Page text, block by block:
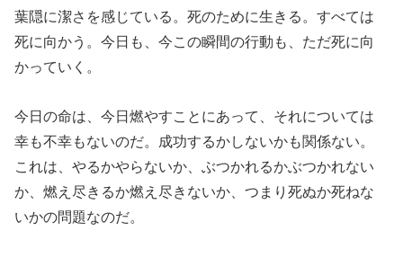
葉隠に潔さを感じている。死のために生きる。すべては
死に向かう。今日も、今この瞬間の行動も、ただ死に向
かっていく。
今日の命は、今日燃やすことにあって、それについては
幸も不幸もないのだ。成功するかしないかも関係ない。
これは、やるかやらないか、ぶつかれるかぶつかれない
か、燃え尽きるか燃え尽きないか、つまり死ぬか死ねな
いかの問題なのだ。